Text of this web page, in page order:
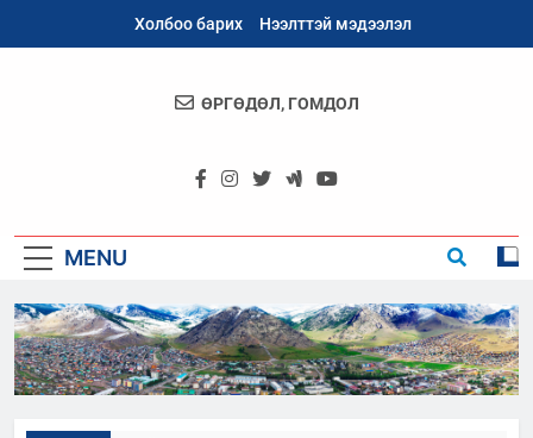
Холбоо барих Нээлттэй мэдээлэл
Архангай
ӨРГӨДӨЛ, ГОМДОЛ
MENU